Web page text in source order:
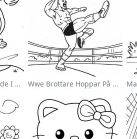
Söt Astronaut Svävande I Rymden Målarbild Wwe Brottare Hoppar På Motståndare Målarbild